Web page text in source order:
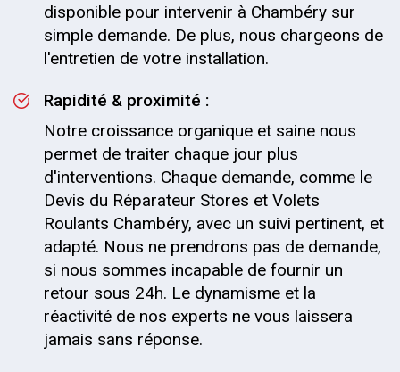
disponible pour intervenir à Chambéry sur
simple demande. De plus, nous chargeons de
l'entretien de votre installation.
Rapidité & proximité :
Notre croissance organique et saine nous
permet de traiter chaque jour plus
d'interventions. Chaque demande, comme le
Devis du Réparateur Stores et Volets
Roulants Chambéry, avec un suivi pertinent, et
adapté. Nous ne prendrons pas de demande,
si nous sommes incapable de fournir un
retour sous 24h. Le dynamisme et la
réactivité de nos experts ne vous laissera
jamais sans réponse.